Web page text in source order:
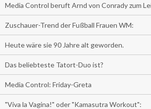
Media Control beruft Arnd von Conrady zum
Zuschauer-Trend der Fußball Frauen WM:
Heute wäre sie 90 Jahre alt geworden.
Das beliebteste Tatort-Duo ist?
Media Control: Friday-Greta
"Viva la Vagina!" oder "Kamasutra Workout":